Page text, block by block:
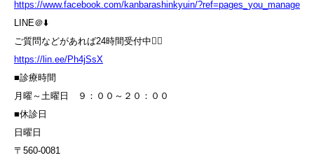
https://www.facebook.com/kanbarashinkyuin/?ref=pages_you_manage
LINE＠⬇️
ご質問などがあれば24時間受付中💁‍♀️
https://lin.ee/Ph4jSsX
■診療時間
月曜～土曜日 ９：００～２０：００
■休診日
日曜日
〒560-0081